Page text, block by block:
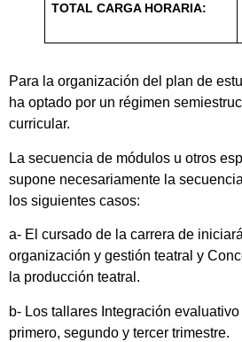
TOTAL CARGA HORARIA:
Para la organización del plan de
ha optado por un régimen
curricular.
La secuencia de módulos u otros
supone necesariamente la
los siguientes casos:
a- El cursado de la carrera de
organización y gestión teatral y
la producción teatral.
b- Los tallares Integración
primero, segundo y tercer trimestre.